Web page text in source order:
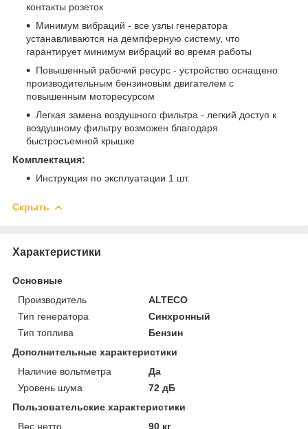
контакты розеток
Минимум вибраций - все узлы генератора
устанавливаются на демпферную систему, что
гарантирует минимум вибраций во время работы
Повышенный рабочий ресурс - устройство оснащено
производительным бензиновым двигателем с
повышенным моторесурсом
Легкая замена воздушного фильтра - легкий доступ к
воздушному фильтру возможен благодаря
быстросъемной крышке
Комплектация:
Инструкция по эксплуатации 1 шт.
Скрыть
Характеристики
Основные
Производитель
ALTECO
Тип генератора
Синхронный
Тип топлива
Бензин
Дополнительные характеристики
Наличие вольтметра
Да
Уровень шума
72 дБ
Пользовательские характеристики
Вес нетто
90 кг